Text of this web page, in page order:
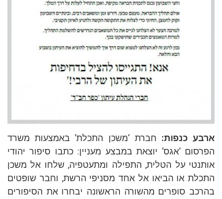
כנפות:חברת ‘משכן התכלת’ באמצעות משרד
‘אגס’ יוצאת במבצע מעניין: כתבו סיפור יהודי
על הטלית, התפילה ומתעטפיה, שלחו אל משכן
או הביאו אל אחד מסניפי הרשת, וחבר שופטים
סופרים מהשורה הראשונה יבחרו את הסיפורים